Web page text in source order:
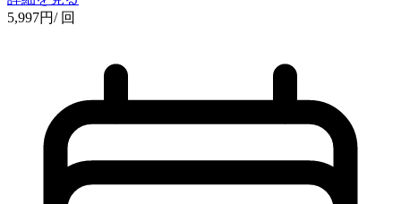
5,997円/ 回